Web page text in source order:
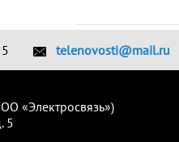
telenovosti@mail.ru
«Электросвязь»)
5